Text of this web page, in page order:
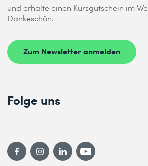
und erhalte einen Kursgutschein im
Dankeschön.
Zum Newsletter anmelden
Folge uns